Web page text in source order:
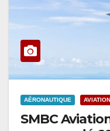
AÉRONAUTIQUE
SMBC